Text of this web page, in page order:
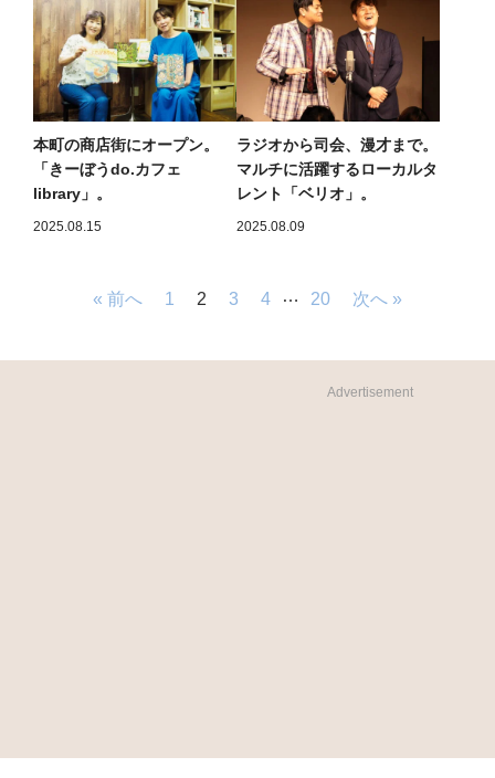
本町の商店街にオープン。
「きーぼうdo.カフェ
library」。
2025.08.15
ラジオから司会、漫才まで。
マルチに活躍するローカルタ
レント「ベリオ」。
2025.08.09
« 前へ 1 2 3 4 … 20 次へ »
Advertisement